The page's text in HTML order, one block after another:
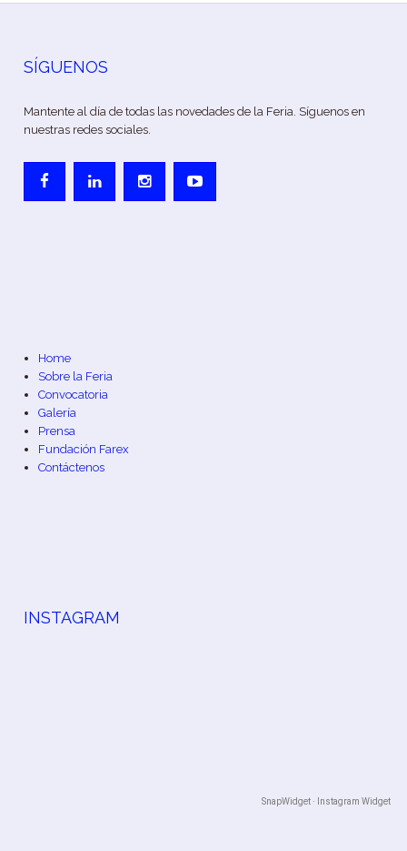
SÍGUENOS
Mantente al día de todas las novedades de la Feria. Síguenos en
nuestras redes sociales.
Home
Sobre la Feria
Convocatoria
Galería
Prensa
Fundación Farex
Contáctenos
INSTAGRAM
SnapWidget · Instagram Widget